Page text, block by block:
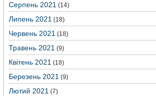
Серпень 2021 (14)
Липень 2021 (18)
Червень 2021 (18)
Травень 2021 (9)
Квітень 2021 (18)
Березень 2021 (9)
Лютий 2021 (7)